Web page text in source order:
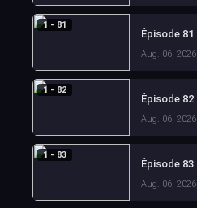
1 - 81
Épisode 81
Aug. 06, 2026
1 - 82
Épisode 82
Aug. 06, 2026
1 - 83
Épisode 83
Aug. 06, 2026